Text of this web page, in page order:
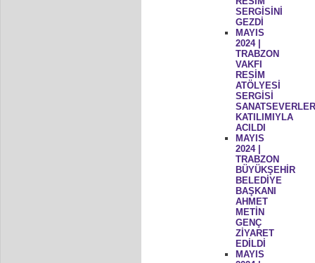
SERGİSİNİ
GEZDİ
MAYIS
2024 |
TRABZON
VAKFI
RESİM
ATÖLYESİ
SERGİSİ
KATILIMIYLA
ACILDI
MAYIS
2024 |
TRABZON
BÜYÜKŞEHİR
BELEDİYE
BAŞKANI
AHMET
METİN
GENÇ
ZİYARET
EDİLDİ
MAYIS